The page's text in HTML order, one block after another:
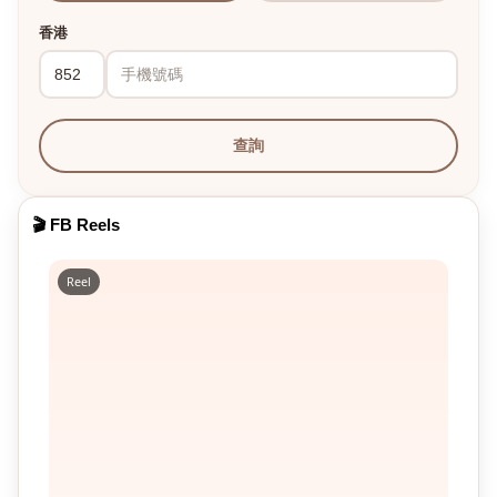
香港
查詢
🎬 FB Reels
Reel